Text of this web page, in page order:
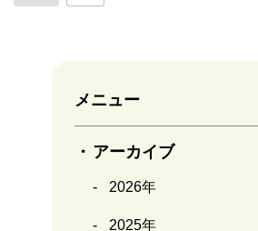
メニュー
アーカイブ
2026年
2025年